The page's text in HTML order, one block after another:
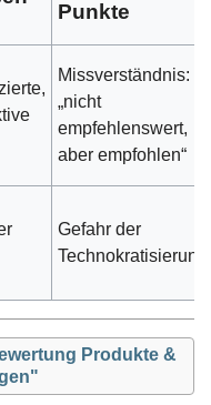
Punkte
Missverständnis:
„nicht
empfehlenswert,
aber empfohlen“
Gefahr der
Technokratisierung
Produkte &